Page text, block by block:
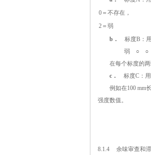
0 ＝不存在，
2 ＝弱
b．
标度B：
弱 ○ ○ ○
在每个标度的两端
c．
标度C：
例如在100 mm长
强度数值。
8.1.4
余味审查和